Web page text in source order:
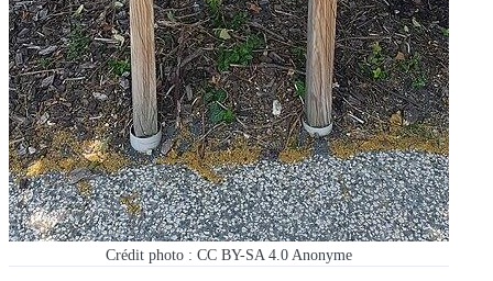
Crédit photo : CC BY-SA 4.0 Anonyme